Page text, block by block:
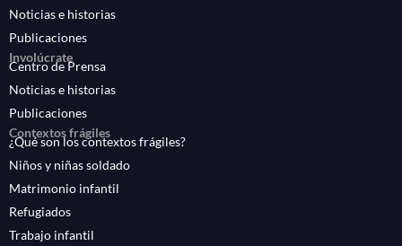
Noticias e historias
Publicaciones
Involúcrate
Centro de Prensa
Noticias e historias
Publicaciones
Contextos frágiles
¿Qué son los contextos frágiles?
Niños y niñas soldado
Matrimonio infantil
Refugiados
Trabajo infantil